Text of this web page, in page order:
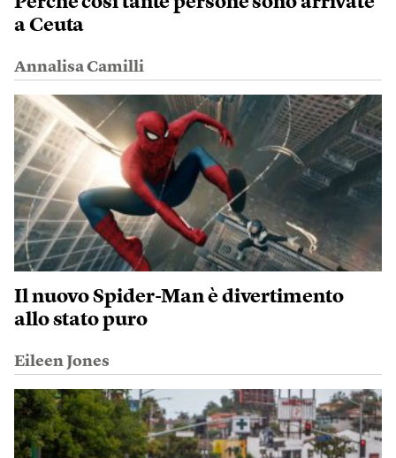
a Ceuta
Annalisa Camilli
Il nuovo Spider-Man è divertimento
allo stato puro
Eileen Jones